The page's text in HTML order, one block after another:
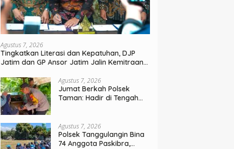
Agustus 7, 2026
Tingkatkan Literasi dan Kepatuhan, DJP
Jatim dan GP Ansor Jatim Jalin Kemitraan
Agustus 7, 2026
Jumat Berkah Polsek
Taman: Hadir di Tengah
Kamtibmas
Agustus 7, 2026
Polsek Tanggulangin Bina
74 Anggota Paskibra,